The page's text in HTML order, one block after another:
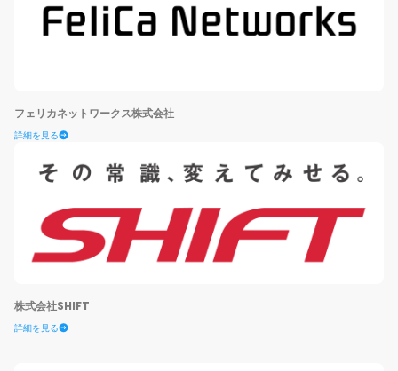
フェリカネットワークス株式会社
詳細を見る
株式会社SHIFT
詳細を見る